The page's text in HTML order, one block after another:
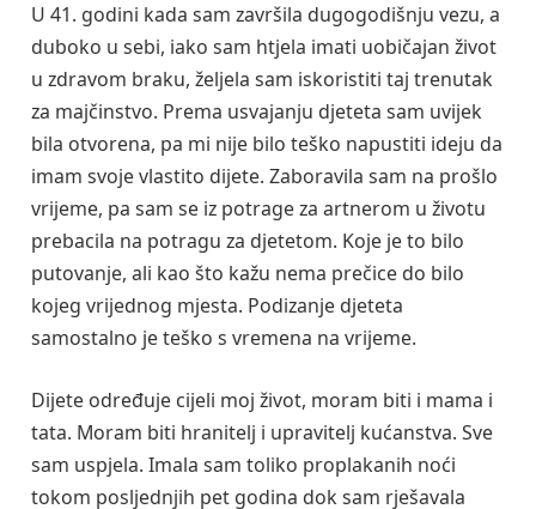
U 41. godini kada sam završila dugogodišnju vezu, a
duboko u sebi, iako sam htjela imati uobičajan život
u zdravom braku, željela sam iskoristiti taj trenutak
za majčinstvo. Prema usvajanju djeteta sam uvijek
bila otvorena, pa mi nije bilo teško napustiti ideju da
imam svoje vlastito dijete. Zaboravila sam na prošlo
vrijeme, pa sam se iz potrage za artnerom u životu
prebacila na potragu za djetetom. Koje je to bilo
putovanje, ali kao što kažu nema prečice do bilo
kojeg vrijednog mjesta. Podizanje djeteta
samostalno je teško s vremena na vrijeme.
Dijete određuje cijeli moj život, moram biti i mama i
tata. Moram biti hranitelj i upravitelj kućanstva. Sve
sam uspjela. Imala sam toliko proplakanih noći
tokom posljednjih pet godina dok sam rješavala